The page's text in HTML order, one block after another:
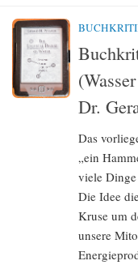
Dr.
Das
„ein
viele
Die Idee
Kruse um
unsere